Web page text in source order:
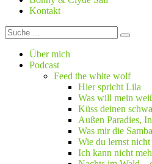
Kontakt
Suche
Über mich
Podcast
Feed the white wolf
Hier spricht Lila
Was will mein
Küss deinen
Außen Paradies,
Was mir die
Wie du lernst
Ich kann nicht